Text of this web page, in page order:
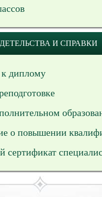
И СПРАВКИ
диплому
о повышении
сертификат